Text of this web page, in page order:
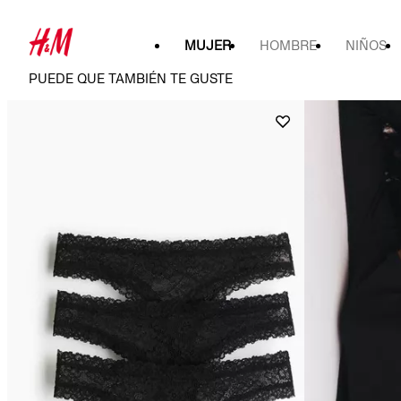
MUJER HOMBRE NIÑOS
PUEDE QUE TAMBIÉN TE GUSTE